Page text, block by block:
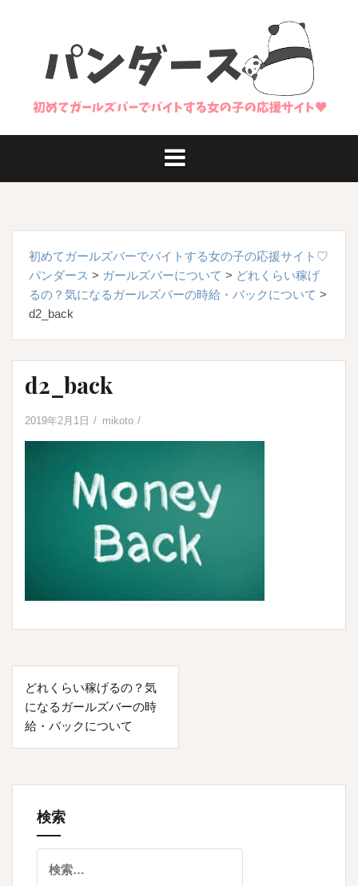
プ
初めてガールズバーでバイトする女の子の応援サイト♡
パンダース > ガールズバーについて > どれくらい稼げ
るの？気になるガールズバーの時給・バックについて >
d2_back
d2_back
2019年2月1日 mikoto
投
稿
ナ
ビ
ゲ
どれくらい稼げるの？気
になるガールズバーの時
給・バックについて
検索
索: